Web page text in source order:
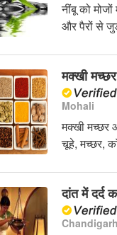
नींबू को
और पैरों से
मक्खी
Mohali
मक्खी मच्छर
चूहे, मच्छर,
दांत में
Chandigarh